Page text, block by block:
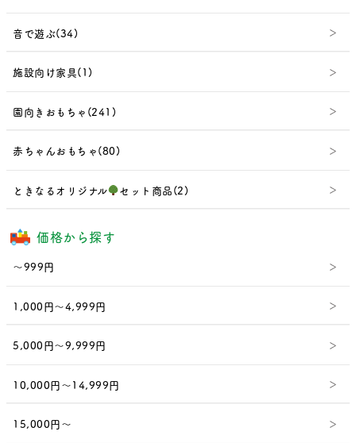
音で遊ぶ(34)
施設向け家具(1)
園向きおもちゃ(241)
赤ちゃんおもちゃ(80)
ときなるオリジナル セット商品(2)
価格から探す
～999円
1,000円～4,999円
5,000円～9,999円
10,000円～14,999円
15,000円～